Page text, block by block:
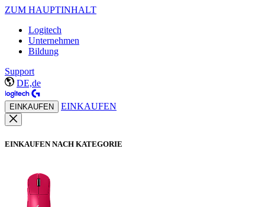
ZUM HAUPTINHALT
Logitech
Unternehmen
Bildung
Support
DE,de
EINKAUFEN EINKAUFEN
EINKAUFEN NACH KATEGORIE